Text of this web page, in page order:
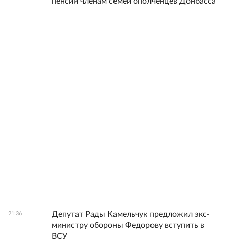
21:36
Депутат Рады Камельчук предложил экс-
министру обороны Федорову вступить в
ВСУ